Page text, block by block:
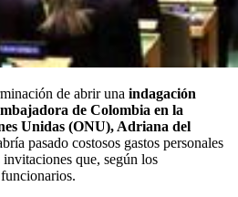
de abrir una indagación
de Colombia en la
Unidas (ONU), Adriana del
pasado costosos gastos personales
que, según los